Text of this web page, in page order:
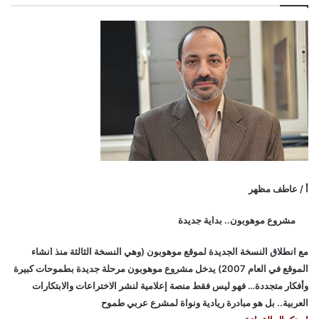
أ / عاطف مظهر
مشروع موهوبون.. بداية جديدة
مع انطلاق النسخة الجديدة لموقع موهوبون (وهي النسخة الثالثة منذ انشاء
الموقع في العام 2007) يدخل مشروع موهوبون مرحلة جديدة بطموحات كبيرة
وأفكار متجددة… فهو ليس فقط منصة إعلامية لنشر الاختراعات والابتكارات
العربية.. بل هو مبادرة ريادية ونواة لمشرع عربي طموح